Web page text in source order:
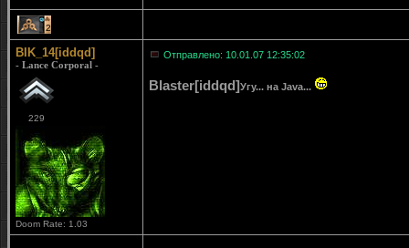
2
BIK_14[iddqd]
- Lance Corporal -
229
Doom Rate: 1.03
Отправлено: 10.01.07 12:35:02
Blaster[iddqd]Угу... на Java...